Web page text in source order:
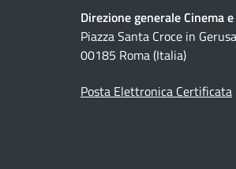
Direzione generale Cinema
Piazza Santa Croce in
00185 Roma (Italia)
Posta Elettronica Certificata